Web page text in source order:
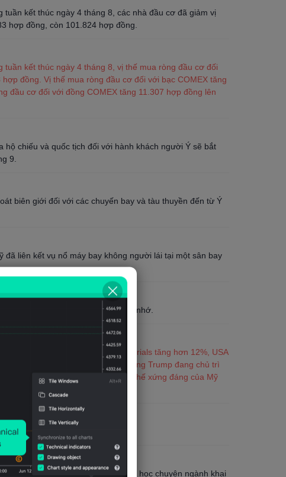
kết thúc ngày 4 tháng 8, các nhà đầu cơ đã giảm vị
hợp đồng, còn 101.824 hợp đồng.
kết thúc ngày 4 tháng 8, vị thế mua ròng đầu cơ đối
đồng. Vị thế mua ròng đầu cơ đối với bạc COMEX tăng
đầu cơ đối với đồng COMEX tăng 11.307 hợp đồng lên
chiếu và quốc tịch đối với hành khách người Ý sẽ bắt
9.
biên giới đối với các chuyến bay và tàu thuyền đến từ Ý
liên kết vụ nổ máy bay không người lái tại một sân bay
đàm phán liên quan đến bản ghi nhớ.
tiếp tục tăng mạnh, với MP Materials tăng hơn 12%, USA
Fuels tăng hơn 9%. Về tin tức, ông Trump đang chủ trì
bố: "Chúng ta đang giành lại vị thế xứng đáng của Mỹ
mỏ trị giá 3 tỷ đô la.
cho các trường cao đẳng và đại học chuyên ngành khai